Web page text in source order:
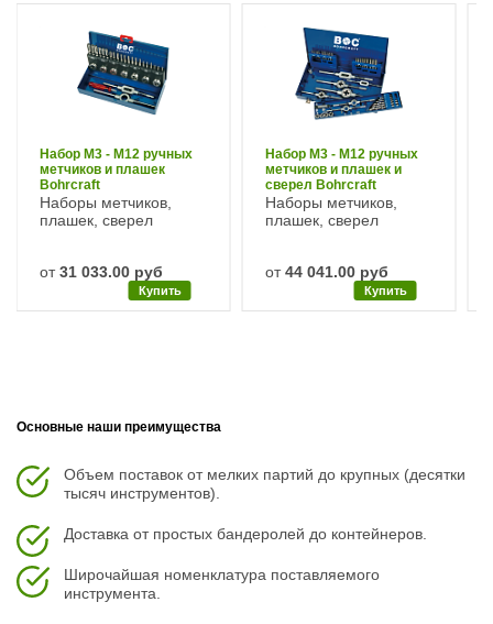
Набор М3 - М12 ручных
метчиков и плашек
Bohrcraft
Наборы метчиков,
плашек, сверел
от31 033.00 руб
Купить
Набор М3 - М12 ручных
метчиков и плашек и
сверел Bohrcraft
Наборы метчиков,
плашек, сверел
от44 041.00 руб
Купить
Основные наши преимущества
Объем поставок от мелких партий до крупных (десятки
тысяч инструментов).
Доставка от простых бандеролей до контейнеров.
Широчайшая номенклатура поставляемого
инструмента.